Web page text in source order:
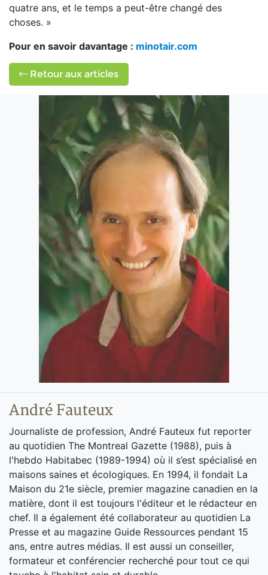
quatre ans, et le temps a peut-être changé des
choses. »
Pour en savoir davantage : minotair.com
Retour aux articles
André Fauteux
Journaliste de profession, André Fauteux fut reporter
au quotidien The Montreal Gazette (1988), puis à
l'hebdo Habitabec (1989-1994) où il s’est spécialisé en
maisons saines et écologiques. En 1994, il fondait La
Maison du 21e siècle, premier magazine canadien en la
matière, dont il est toujours l'éditeur et le rédacteur en
chef. Il a également été collaborateur au quotidien La
Presse et au magazine Guide Ressources pendant 15
ans, entre autres médias. Il est aussi un conseiller,
formateur et conférencier recherché pour tout ce qui